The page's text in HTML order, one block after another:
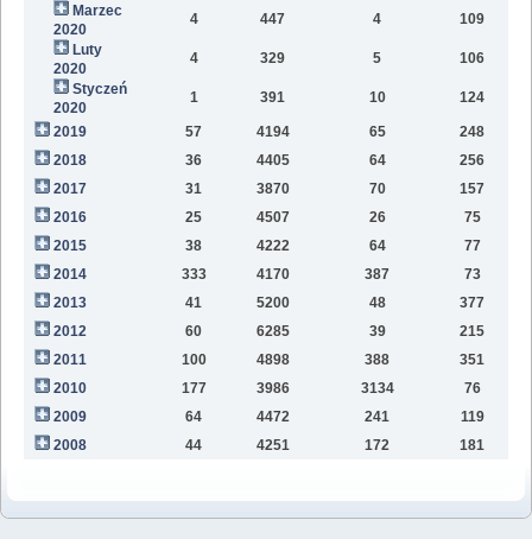
Marzec
2020
4 447 4 109
Luty
2020
4 329 5 106
Styczeń
2020
1 391 10 124
2019 57 4194 65 248
2018
36 4405 64 256
2017
31 3870 70
157
2016
25 4507 26
75
2015
38 4222 64
77
2014
333 4170 387
73
2013
41 5200 48
377
2012
60 6285 39
215
2011
100 4898 388
351
2010
177 3986 3134
76
2009
64 4472 241
119
2008
44 4251 172 181